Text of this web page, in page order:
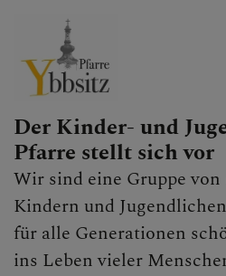
WAS TUN
Der Kinder- und
Pfarre stellt sich vor
Wir sind eine Gruppe
Kindern und
für alle Generationen
ins Leben vieler